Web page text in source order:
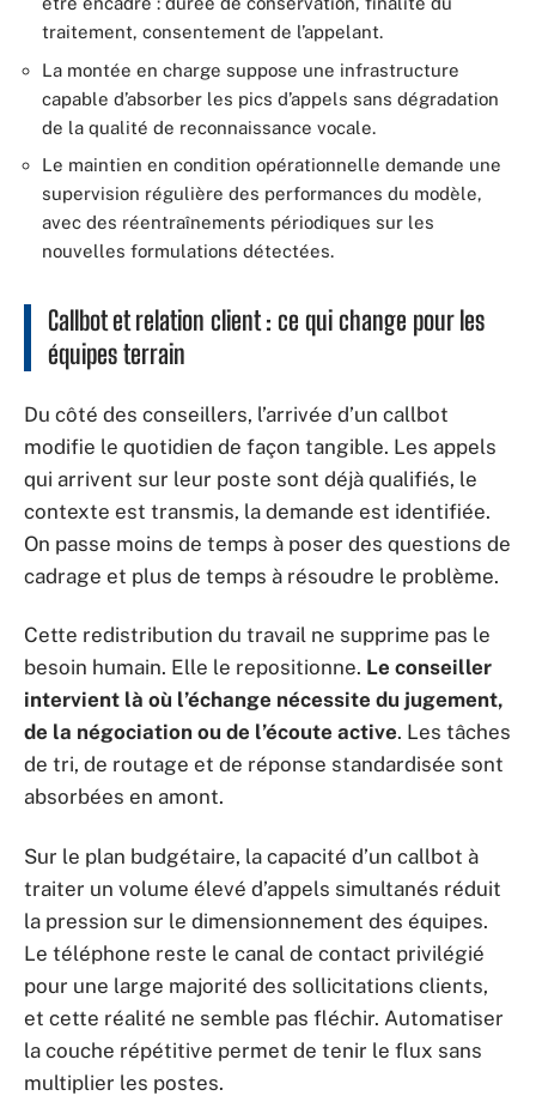
traitement, consentement de l’appelant.
La montée en charge suppose une infrastructure
capable d’absorber les pics d’appels sans dégradation
de la qualité de reconnaissance vocale.
Le maintien en condition opérationnelle demande une
supervision régulière des performances du modèle,
avec des réentraînements périodiques sur les
nouvelles formulations détectées.
Callbot et relation client : ce qui change pour les
équipes terrain
Du côté des conseillers, l’arrivée d’un callbot
modifie le quotidien de façon tangible. Les appels
qui arrivent sur leur poste sont déjà qualifiés, le
contexte est transmis, la demande est identifiée.
On passe moins de temps à poser des questions de
cadrage et plus de temps à résoudre le problème.
Cette redistribution du travail ne supprime pas le
besoin humain. Elle le repositionne. Le conseiller
intervient là où l’échange nécessite du jugement,
de la négociation ou de l’écoute active. Les tâches
de tri, de routage et de réponse standardisée sont
absorbées en amont.
Sur le plan budgétaire, la capacité d’un callbot à
traiter un volume élevé d’appels simultanés réduit
la pression sur le dimensionnement des équipes.
Le téléphone reste le canal de contact privilégié
pour une large majorité des sollicitations clients,
et cette réalité ne semble pas fléchir. Automatiser
la couche répétitive permet de tenir le flux sans
multiplier les postes.